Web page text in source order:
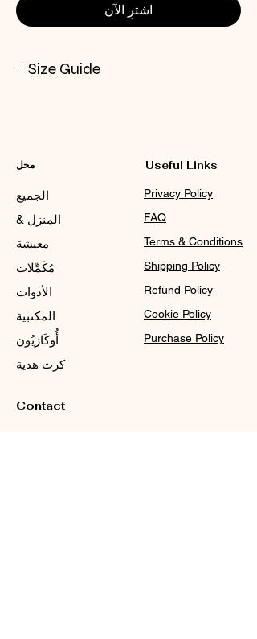
اشترِ الآن
Size Guide
محل
الجميع
المنزل &
معيشة
مُكَمِّلات
الأدوات
المكتبية
أُوكَازيُون
كرت هدية
Contact
Useful Links
Privacy Policy
FAQ
Terms & Conditions
Shipping Policy
Refund Policy
Cookie Policy
Purchase Policy